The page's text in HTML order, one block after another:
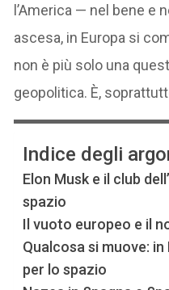
l’America — nel bene e
ascesa, in Europa si
non è più solo una
geopolitica. È,
Indice degli
Elon Musk e il club
spazio
Il vuoto europeo e il
Qualcosa si muove:
per lo spazio